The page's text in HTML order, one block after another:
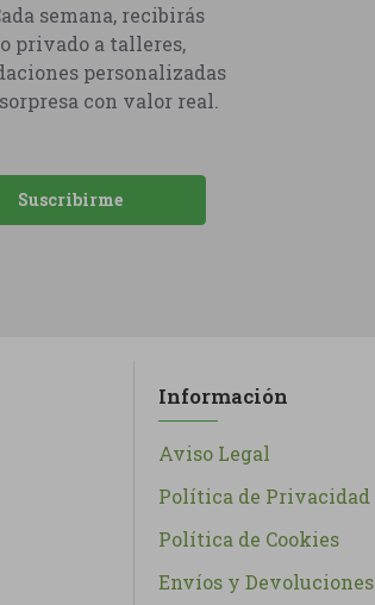
semana, recibirás
privado a talleres,
personalizadas
con valor real.
Suscribirme
Información
Aviso Legal
Política de Privacidad
Política de Cookies
Envíos y Devoluciones